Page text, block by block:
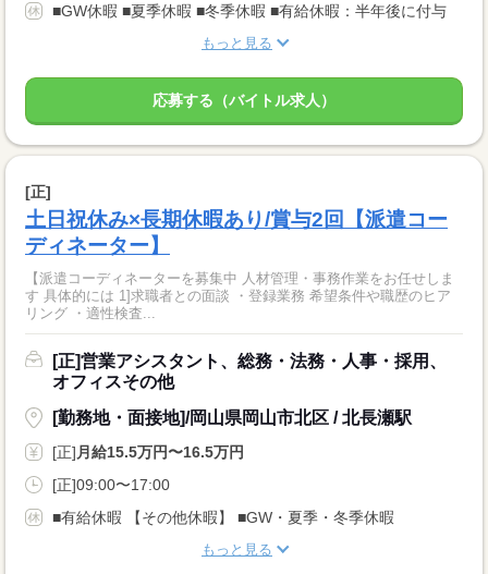
■GW休暇 ■夏季休暇 ■冬季休暇 ■有給休暇：半年後に付与
もっと見る
応募する（バイトル求人）
[正]
土日祝休み×長期休暇あり/賞与2回【派遣コー
ディネーター】
【派遣コーディネーターを募集中 人材管理・事務作業をお任せしま
す 具体的には 1]求職者との面談 ・登録業務 希望条件や職歴のヒア
リング ・適性検査...
[正]営業アシスタント、総務・法務・人事・採用、
オフィスその他
[勤務地・面接地]/岡山県岡山市北区 / 北長瀬駅
[正]月給15.5万円〜16.5万円
[正]09:00〜17:00
■有給休暇 【その他休暇】 ■GW・夏季・冬季休暇
もっと見る